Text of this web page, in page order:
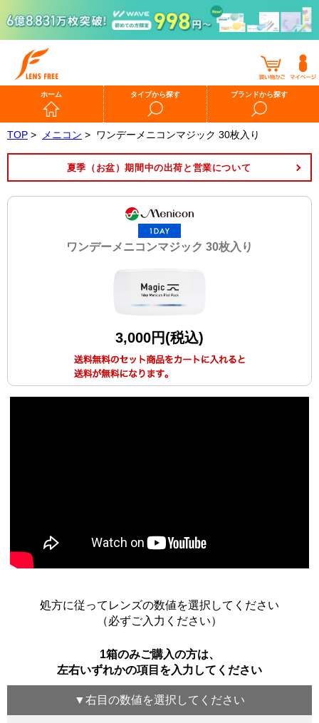
ホーム タイプから探す ブランドから探す
TOP > メニコン > ワンデーメニコンマジック 30枚入り
夏季（お盆）期間中の出荷と営業について
ワンデーメニコンマジック 30枚入り
3,000円(税込)
処方に従ってレンズの数値を選択してください
（必ずご入力ください）
1箱のみご購入の方は、
左右いずれかの項目を入力してください
▼右目 の数値を選択してください